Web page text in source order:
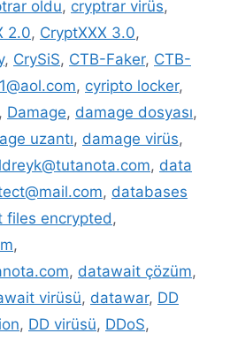
oldu, cryptrar virüs,
2.0, CryptXXX 3.0,
, CrySiS, CTB-Faker, CTB-
, cyripto locker,
, Damage, damage dosyası,
uzantı, damage virüs,
, data
, databases
files encrypted,
,
, datawait çözüm,
virüsü, datawar, DD
, DD virüsü, DDoS,